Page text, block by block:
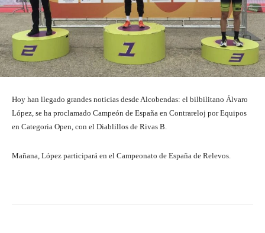
Hoy han llegado grandes noticias desde Alcobendas: el bilbilitano Álvaro
López, se ha proclamado Campeón de España en Contrareloj por Equipos
en Categoria Open, con el Diablillos de Rivas B.
Mañana, López participará en el Campeonato de España de Relevos.